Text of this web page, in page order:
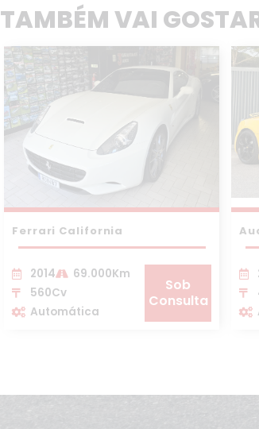
TAMBÉM VAI
Ferrari California
2014
69.000Km
560Cv
Automática
Sob
Consulta